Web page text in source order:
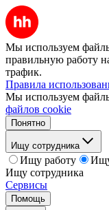
Мы используем
правильную работу
трафик.
Правила
Мы используем
файлов cookie
Понятно
Ищу сотрудника
Ищу работу
Ищу сотрудника
Сервисы
Помощь